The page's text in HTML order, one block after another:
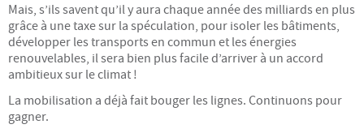
Mais, s’ils savent qu’il y aura chaque année des milliards en plus
grâce à une taxe sur la spéculation, pour isoler les bâtiments,
développer les transports en commun et les énergies
renouvelables, il sera bien plus facile d’arriver à un accord
ambitieux sur le climat !
La mobilisation a déjà fait bouger les lignes. Continuons pour
gagner.